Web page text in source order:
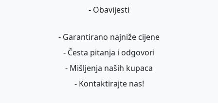
- Obavijesti
- Garantirano najniže cijene
- Česta pitanja i odgovori
- Mišljenja naših kupaca
- Kontaktirajte nas!